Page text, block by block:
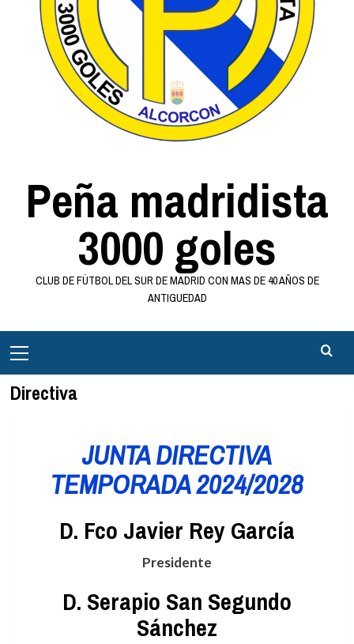
Peña madridista
3000 goles
CLUB DE FÚTBOL DEL SUR DE MADRID CON MAS DE 40 AÑOS DE
ANTIGUEDAD
principal
Directiva
JUNTA DIRECTIVA
TEMPORADA 2024/2028
D. Fco Javier Rey García
Presidente
D. Serapio San Segundo
Sánchez